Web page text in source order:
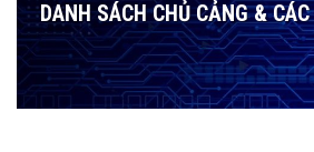
DANH SÁCH CHỦ CẢNG &